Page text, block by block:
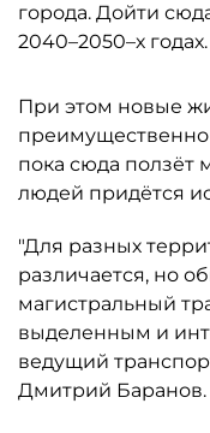
города. Дойти
2040–2050–х годах.
При этом новые
пока сюда ползёт
людей придётся
"Для разных
различается, но
магистральный
выделенным и
ведущий
Дмитрий Баранов.